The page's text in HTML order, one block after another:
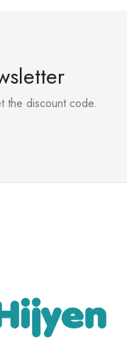
the discount code.